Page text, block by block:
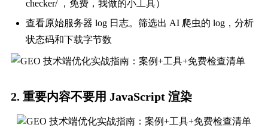
checker/ ，免费，我做的小工具）
查看原始服务器 log 日志。筛选出 AI 爬虫的 log，分析
状态码和下载字节数
2. 重要内容不要用 JavaScript 渲染